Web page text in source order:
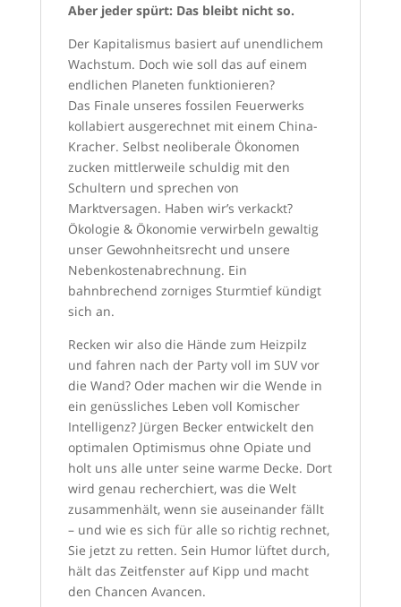
Aber jeder spürt: Das bleibt nicht so.
Der Kapitalismus basiert auf unendlichem
Wachstum. Doch wie soll das auf einem
endlichen Planeten funktionieren?
Das Finale unseres fossilen Feuerwerks
kollabiert ausgerechnet mit einem China-
Kracher. Selbst neoliberale Ökonomen
zucken mittlerweile schuldig mit den
Schultern und sprechen von
Marktversagen. Haben wir’s verkackt?
Ökologie & Ökonomie verwirbeln gewaltig
unser Gewohnheitsrecht und unsere
Nebenkostenabrechnung. Ein
bahnbrechend zorniges Sturmtief kündigt
sich an.
Recken wir also die Hände zum Heizpilz
und fahren nach der Party voll im SUV vor
die Wand? Oder machen wir die Wende in
ein genüssliches Leben voll Komischer
Intelligenz? Jürgen Becker entwickelt den
optimalen Optimismus ohne Opiate und
holt uns alle unter seine warme Decke. Dort
wird genau recherchiert, was die Welt
zusammenhält, wenn sie auseinander fällt
– und wie es sich für alle so richtig rechnet,
Sie jetzt zu retten. Sein Humor lüftet durch,
hält das Zeitfenster auf Kipp und macht
den Chancen Avancen.